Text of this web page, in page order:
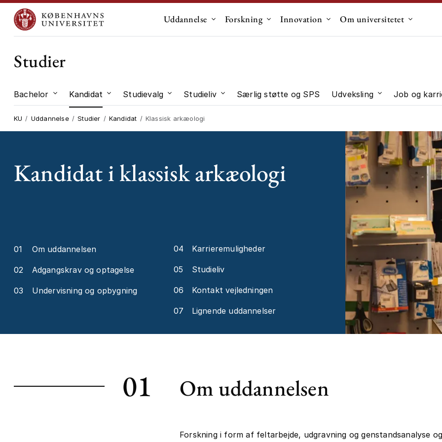
Uddannelse Undermenu til "Uddannelse"
Forskning Undermenu til "Forskning"
Innovation Undermenu til "Innovation"
Om universitetet
Studier
Bachelor Undermenu til "Bachelor"
Kandidat Undermenu til "Kandidat"
Studievalg Undermenu til "Studievalg"
Studieliv Undermenu til "Studieliv"
Særlig støtte og SPS Udveksling Undermenu til
Job og
KU Uddannelse Studier Kandidat Klassisk arkæologi
Kandidat i klassisk arkæologi
01 Om uddannelsen
02 Adgangskrav og optagelse
03 Undervisning og opbygning
04 Karrieremuligheder
05 Studieliv
06 Kontakt vejledningen
07 Lignende uddannelser
01 Om uddannelsen
Forskning i form af feltarbejde, udgravning og genstandsanalyse